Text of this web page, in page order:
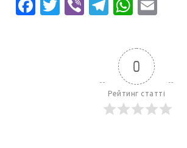
0
Рейтинг статті